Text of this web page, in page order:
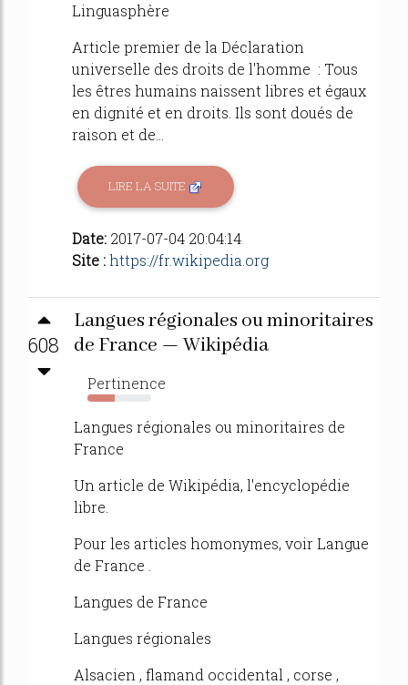
Linguasphère
Article premier de la Déclaration
universelle des droits de l'homme : Tous
les êtres humains naissent libres et égaux
en dignité et en droits. Ils sont doués de
raison et de...
LIRE LA SUITE
Date: 2017-07-04 20:04:14
Site :https://fr.wikipedia.org
608
Langues régionales ou minoritaires
de France — Wikipédia
Pertinence
43%
Langues régionales ou minoritaires de
France
Un article de Wikipédia, l'encyclopédie
libre.
Pour les articles homonymes, voir Langue
de France .
Langues de France
Langues régionales
Alsacien , flamand occidental , corse ,